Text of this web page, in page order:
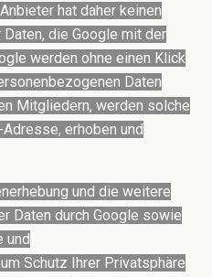
hat daher keinen
die Google mit der
werden ohne einen Klick
Daten
Mitgliedern, werden solche
erhoben und
und die weitere
Daten durch Google sowie
und
Schutz Ihrer Privatsphäre